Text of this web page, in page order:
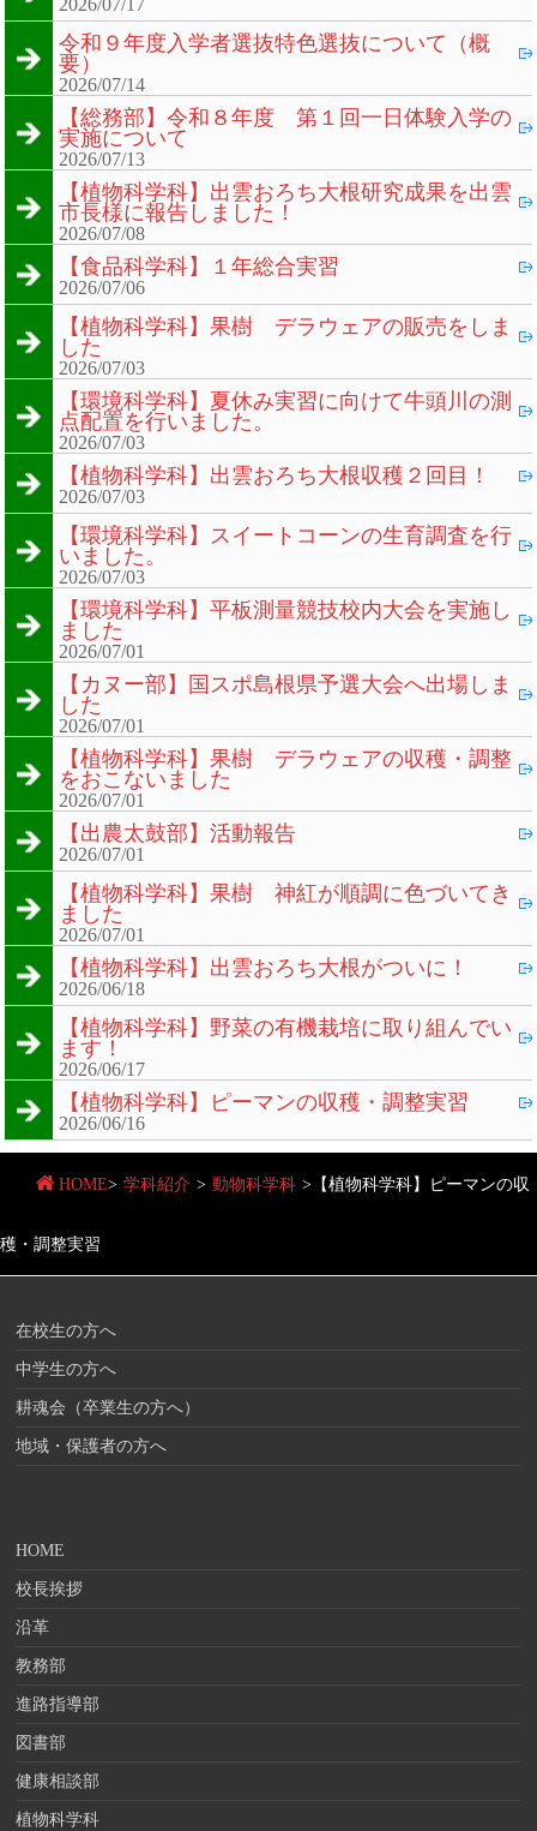
2026/07/17
令和９年度入学者選抜特色選抜について（概
要）
2026/07/14
【総務部】令和８年度 第１回一日体験入学の
実施について
2026/07/13
【植物科学科】出雲おろち大根研究成果を出雲
市長様に報告しました！
2026/07/08
【食品科学科】１年総合実習
2026/07/06
【植物科学科】果樹 デラウェアの販売をしま
した
2026/07/03
【環境科学科】夏休み実習に向けて牛頭川の測
点配置を行いました。
2026/07/03
【植物科学科】出雲おろち大根収穫２回目！
2026/07/03
【環境科学科】スイートコーンの生育調査を行
いました。
2026/07/03
【環境科学科】平板測量競技校内大会を実施し
ました
2026/07/01
【カヌー部】国スポ島根県予選大会へ出場しま
した
2026/07/01
【植物科学科】果樹 デラウェアの収穫・調整
をおこないました
2026/07/01
【出農太鼓部】活動報告
2026/07/01
【植物科学科】果樹 神紅が順調に色づいてき
ました
2026/07/01
【植物科学科】出雲おろち大根がついに！
2026/06/18
【植物科学科】野菜の有機栽培に取り組んでい
ます！
2026/06/17
【植物科学科】ピーマンの収穫・調整実習
2026/06/16
HOME> 学科紹介 > 動物科学科 > 【植物科学科】ピーマンの収
穫・調整実習
在校生の方へ
中学生の方へ
耕魂会（卒業生の方へ）
地域・保護者の方へ
HOME
校長挨拶
沿革
教務部
進路指導部
図書部
健康相談部
植物科学科